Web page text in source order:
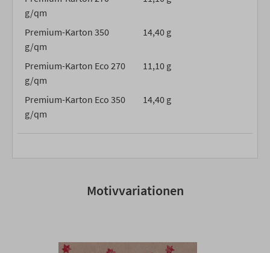
g/qm
Premium-Karton 350
g/qm
14,40 g
Premium-Karton Eco 270
g/qm
11,10 g
Premium-Karton Eco 350
g/qm
14,40 g
Motivvariationen